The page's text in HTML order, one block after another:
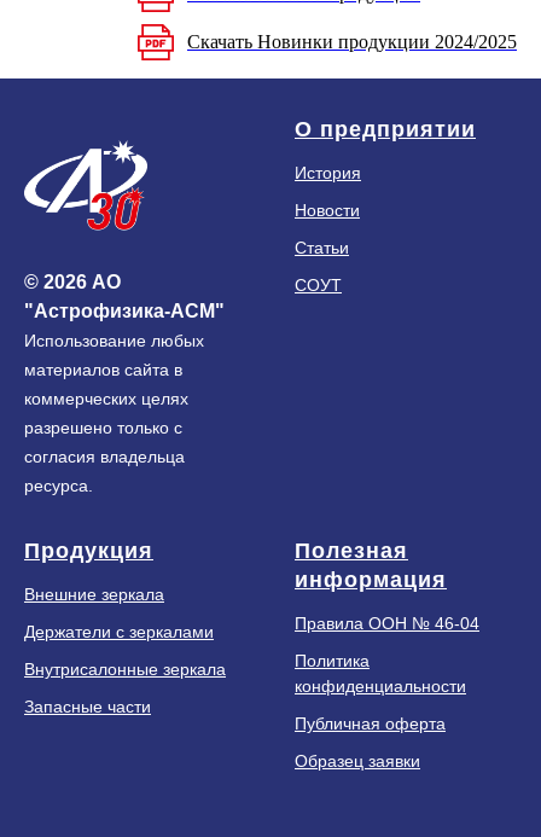
Скачать Новинки продукции 2024/2025
© 2026 АО
"Астрофизика-АСМ"
Использование любых
материалов сайта в
коммерческих целях
разрешено только с
согласия владельца
ресурса.
О предприятии
История
Новости
Статьи
СОУТ
Продукция
Внешние зеркала
Держатели с зеркалами
Внутрисалонные зеркала
Запасные части
Полезная
информация
Правила ООН № 46-04
Политика
конфиденциальности
Публичная оферта
Образец заявки